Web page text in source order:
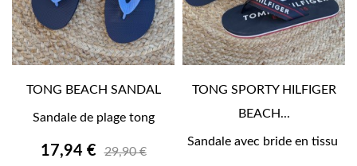
TONG BEACH SANDAL
Sandale de plage tong
17,94 € 29,90 €
TONG SPORTY HILFIGER
BEACH...
Sandale avec bride en tissu